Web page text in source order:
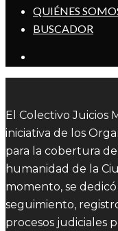
QUIÉNES
BUSCADOR
El Colectivo Juicios
iniciativa de los
para la cobertura
humanidad de la
momento, se
seguimiento,
procesos judiciales